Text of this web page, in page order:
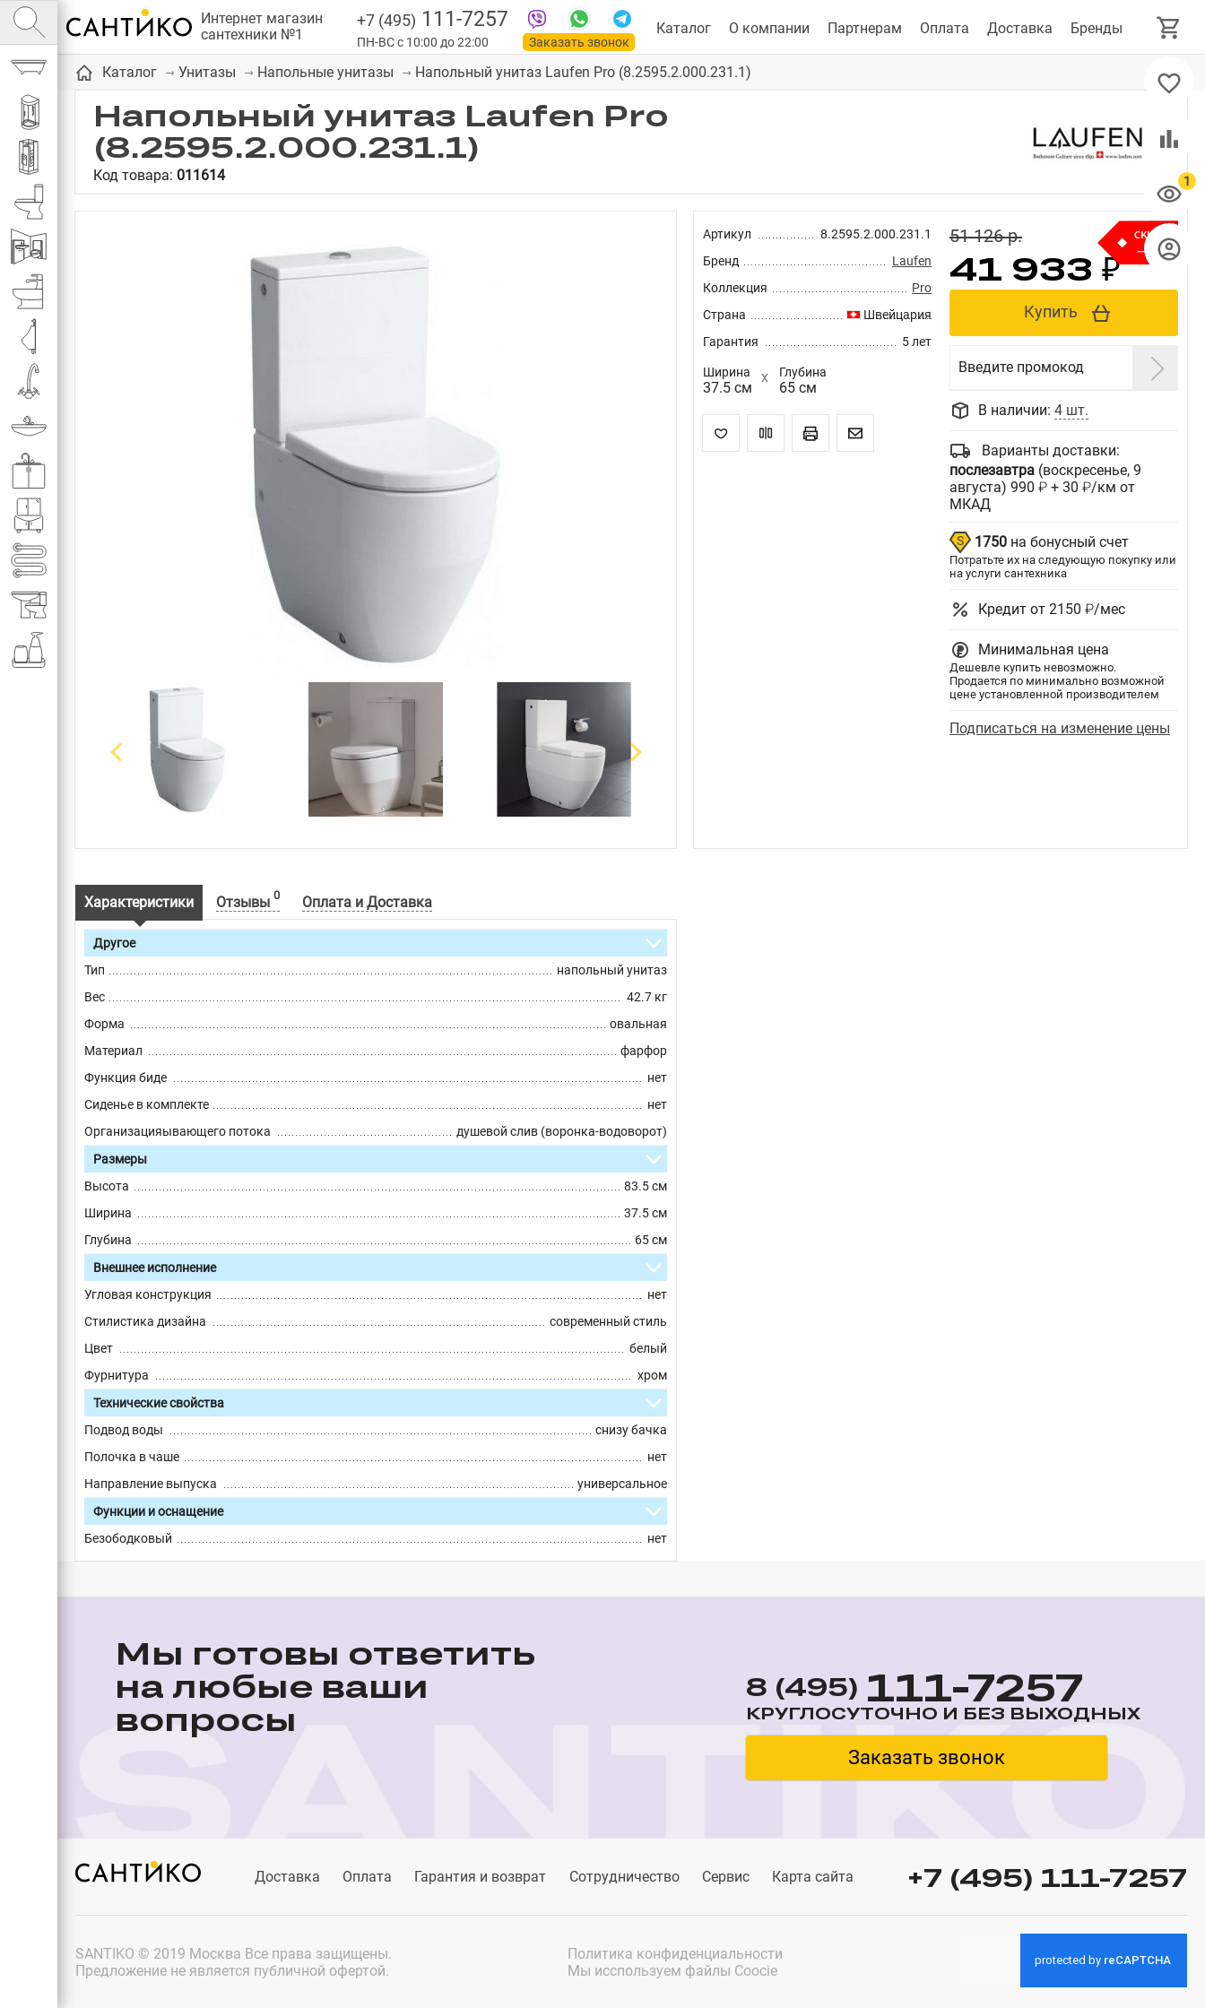
Интернет магазин
сантехники №1
+7 (495) 111-7257
ПН-ВС с 10:00 до 22:00
Заказать звонок
Ванны
Душевые кабины
Душевые
Каталог О компании Партнерам Оплата Доставка Бренды
Каталог Унитазы Напольные унитазы Напольный унитаз Laufen Pro (8.2595.2.000.231.1)
Напольный унитаз Laufen Pro
(8.2595.2.000.231.1)
Код товара: 011614
Артикул
8.2595.2.000.231.1
Бренд
Laufen
Коллекция
Pro
Страна
Швейцария
Гарантия
5 лет
Ширина
37.5 см
Глубина
65 см
51 126 p.
–18%
41 933 ₽
Купить
Введите промокод
В наличии: 4 шт.
Варианты доставки:
послезавтра (воскресенье, 9
августа) 990 ₽ + 30 ₽/км от
МКАД
1750 на бонусный счет
Потратьте их на следующую покупку или
на услуги сантехника
Кредит от 2150 ₽/мес
Минимальная цена
Дешевле купить невозможно.
Продается по минимально возможной
цене установленной производителем
Подписаться на изменение цены
Характеристики Отзывы 0 Оплата и Доставка
Другое
Тип
напольный унитаз
Вес
42.7 кг
Форма
овальная
Материал
фарфор
Функция биде
нет
Сиденье в комплекте
нет
Организацияывающего потока
душевой слив (воронка-водоворот)
Размеры
Высота
83.5 см
Ширина
37.5 см
Глубина
65 см
Внешнее исполнение
Угловая конструкция
нет
Стилистика дизайна
современный стиль
Цвет
белый
Фурнитура
хром
Технические свойства
Подвод воды
снизу бачка
Полочка в чаше
нет
Направление выпуска
универсальное
Функции и оснащение
Безободковый
нет
Мы готовы ответить
на любые ваши
вопросы
8 (495) 111-7257
КРУГЛОСУТОЧНО И БЕЗ ВЫХОДНЫХ
Заказать звонок
Доставка Оплата Гарантия и возврат Сотрудничество Сервис Карта сайта +7 (495) 111-7257
SANTIKO © 2019 Москва Все права защищены.
Предложение не является публичной офертой.
Политика конфиденциальности
Мы исспользуем файлы Coocie